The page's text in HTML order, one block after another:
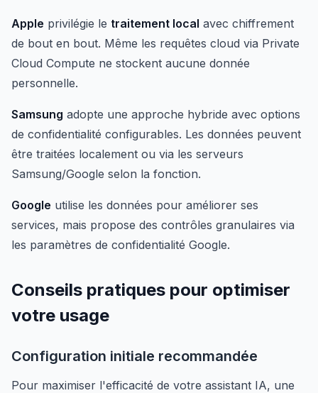
Apple privilégie le traitement local avec chiffrement
de bout en bout. Même les requêtes cloud via Private
Cloud Compute ne stockent aucune donnée
personnelle.
Samsung adopte une approche hybride avec options
de confidentialité configurables. Les données peuvent
être traitées localement ou via les serveurs
Samsung/Google selon la fonction.
Google utilise les données pour améliorer ses
services, mais propose des contrôles granulaires via
les paramètres de confidentialité Google.
Conseils pratiques pour optimiser
votre usage
Configuration initiale recommandée
Pour maximiser l'efficacité de votre assistant IA, une